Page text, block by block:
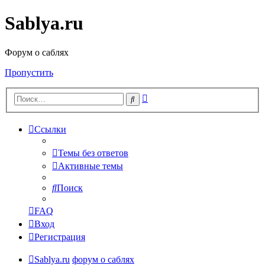
Sablya.ru
Форум о саблях
Пропустить
Поиск
Ссылки
Темы без ответов
Активные темы
Поиск
FAQ
Вход
Регистрация
Sablya.ru форум о саблях